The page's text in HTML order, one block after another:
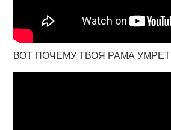
ВОТ ПОЧЕМУ ТВОЯ РАМА УМРЕТ